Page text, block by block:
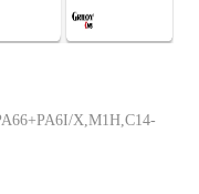
X,M1H,C14-